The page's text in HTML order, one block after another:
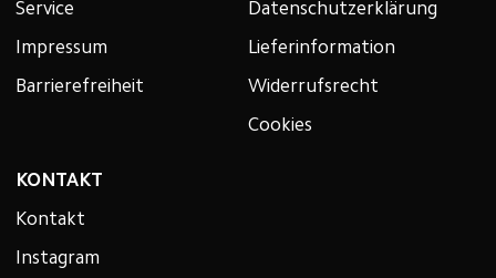
Service
Impressum
Barrierefreiheit
Datenschutzerklärung
Lieferinformation
Widerrufsrecht
Cookies
KONTAKT
Kontakt
Instagram